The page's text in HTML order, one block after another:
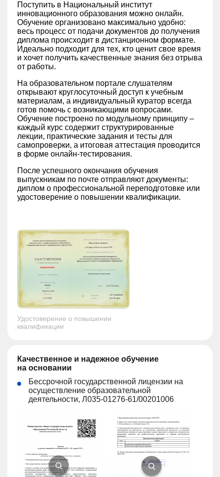
Поступить в Национальный институт
инновационного образования можно онлайн.
Обучение организовано максимально удобно:
весь процесс от подачи документов до получения
диплома происходит в дистанционном формате.
Идеально подходит для тех, кто ценит свое время
и хочет получить качественные знания без отрыва
от работы.
На образовательном портале слушателям
открывают круглосуточный доступ к учебным
материалам, а индивидуальный куратор всегда
готов помочь с возникающими вопросами.
Обучение построено по модульному принципу –
каждый курс содержит структурированные
лекции, практические задания и тесты для
самопроверки, а итоговая аттестация проводится
в форме онлайн-тестирования.
После успешного окончания обучения
выпускникам по почте отправляют документы:
диплом о профессиональной переподготовке или
удостоверение о повышении квалификации.
Удостоверение о повышении
квалификации
Качественное и надежное обучение
на основании
Бессрочной государственной лицензии на
осуществление образовательной
деятельности, Л035-01276-61/00201006